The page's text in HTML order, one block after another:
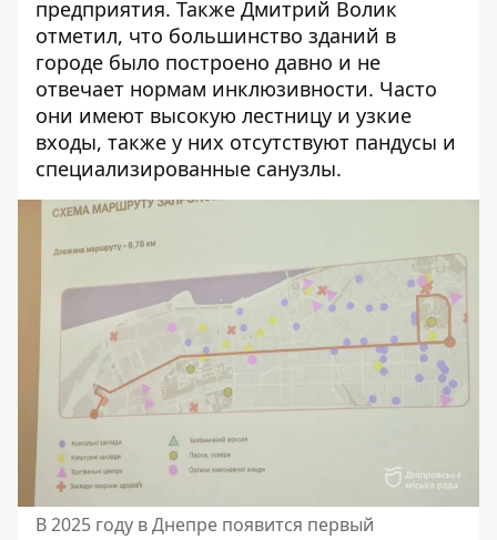
предприятия. Также Дмитрий Волик
отметил, что большинство зданий в
городе было построено давно и не
отвечает нормам инклюзивности. Часто
они имеют высокую лестницу и узкие
входы, также у них отсутствуют пандусы и
специализированные санузлы.
В 2025 году в Днепре появится первый